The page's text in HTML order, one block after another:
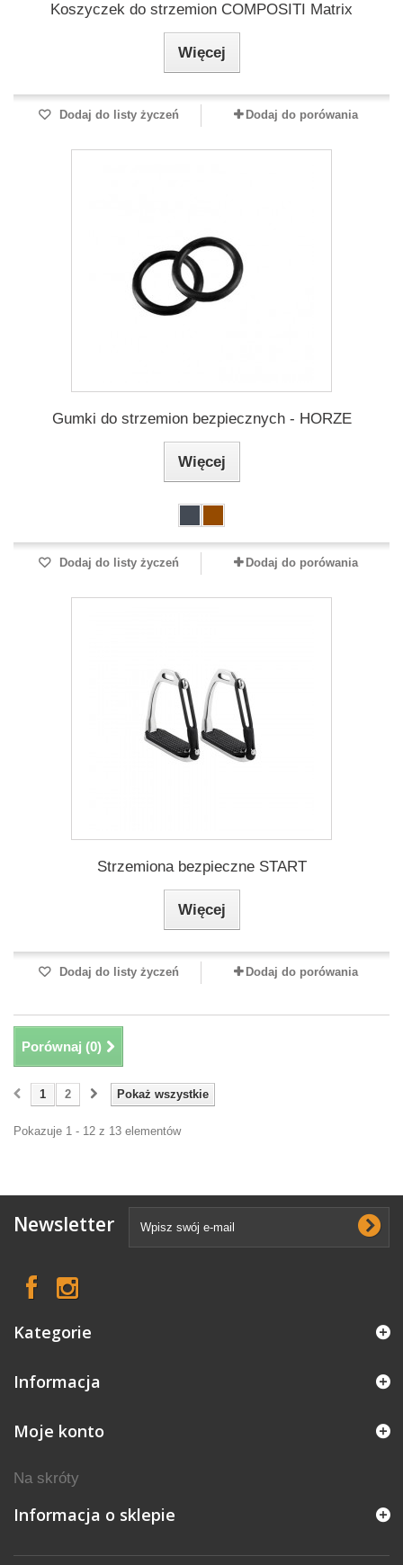
Koszyczek do strzemion COMPOSITI Matrix
Więcej
Dodaj do listy życzeń Dodaj do porówania
Gumki do strzemion bezpiecznych - HORZE
Więcej
Dodaj do listy życzeń Dodaj do porówania
Strzemiona bezpieczne START
Więcej
Dodaj do listy życzeń Dodaj do porówania
Porównaj (0)
Pokaż wszystkie
1 2
Pokazuje 1 - 12 z 13 elementów
Newsletter
Kategorie
Informacja
Moje konto
Na skróty
Informacja o sklepie